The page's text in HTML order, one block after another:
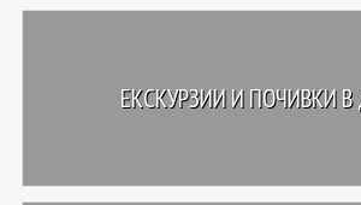
ЛЮБОПИТНО
ЕКСКУРЗИИ И ПОЧИВКИ В